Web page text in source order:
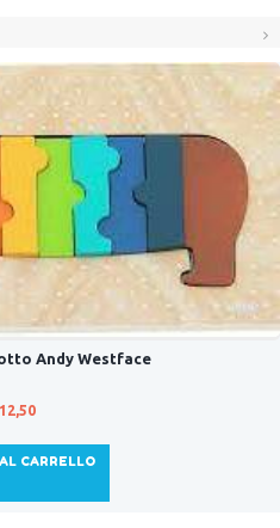
Andy Westface
12,50
CARRELLO